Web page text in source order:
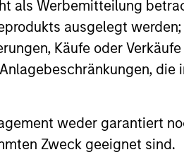
als Werbemitteilung
ausgelegt
Käufe oder
die
weder garantiert
Zweck geeignet sind.
of the Global Capital
graduated with highest
Mathematics in 1986 and
the Institut Européen
Hospital.